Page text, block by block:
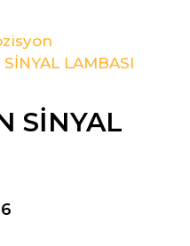
LAMBASI
SİNYAL